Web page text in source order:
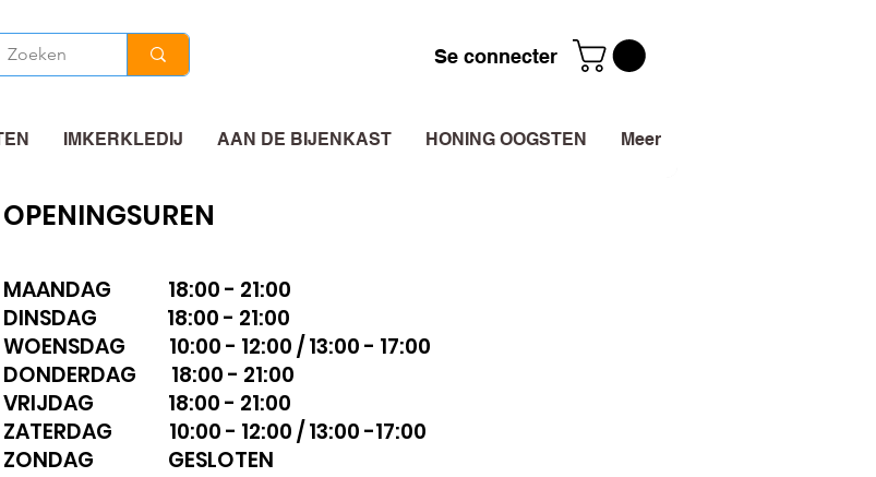
Se connecter
IMKERKLEDIJ AAN DE BIJENKAST HONING OOGSTEN Meer
OPENINGSUREN
MAANDAG 18:00 - 21:00
DINSDAG 18:00 - 21:00
WOENSDAG 10:00 - 12:00 / 13:00 - 17:00
DONDERDAG 18:00 - 21:00
VRIJDAG 18:00 - 21:00
ZATERDAG 10:00 - 12:00 / 13:00 -17:00
ZONDAG GESLOTEN